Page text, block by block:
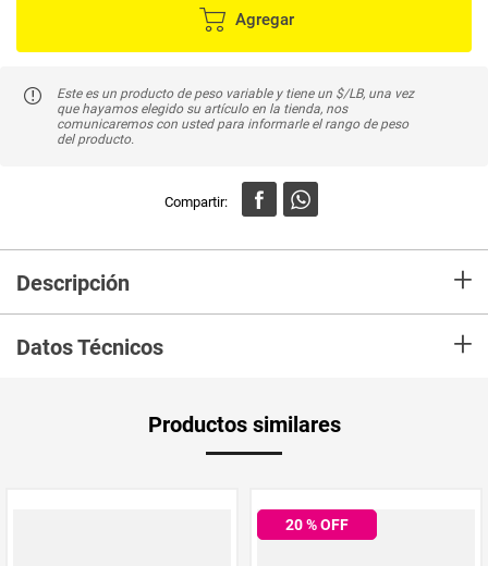
Agregar
Este es un producto de peso variable y tiene un $/LB, una vez
que hayamos elegido su artículo en la tienda, nos
comunicaremos con usted para informarle el rango de peso
del producto.
Descripción +
Datos Técnicos +
Productos similares
20% OFF